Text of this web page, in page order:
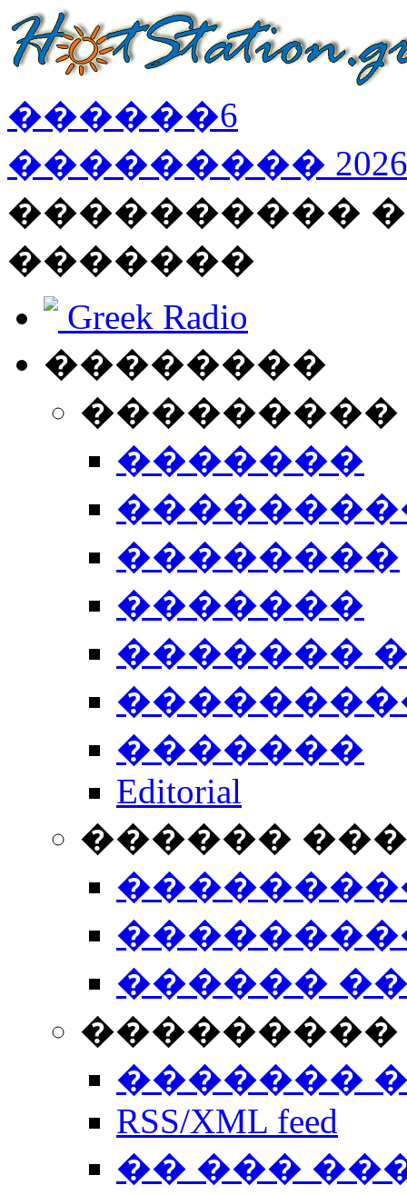
������6
��������� 2026
����������
�������
Greek Radio
��������
�������
��������
�������
�������
�������
Editorial
������
������
���������
�������
RSS/XML feed
�� ���